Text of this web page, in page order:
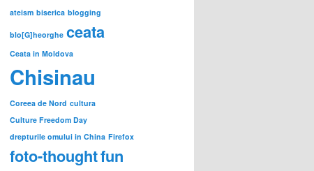
ateism biserica blogging
blo[G]heorghe ceata
Ceata in Moldova
Chisinau
Coreea de Nord cultura
Culture Freedom Day
drepturile omului in China Firefox
foto-thoughtfun